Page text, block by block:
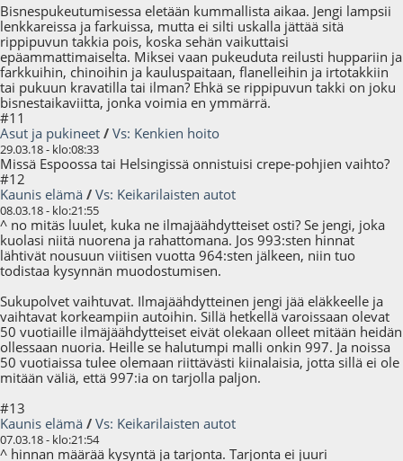
Bisnespukeutumisessa eletään kummallista aikaa. Jengi lampsii
lenkkareissa ja farkuissa, mutta ei silti uskalla jättää sitä
rippipuvun takkia pois, koska sehän vaikuttaisi
epäammattimaiselta. Miksei vaan pukeuduta reilusti huppariin ja
farkkuihin, chinoihin ja kauluspaitaan, flanelleihin ja irtotakkiin
tai pukuun kravatilla tai ilman? Ehkä se rippipuvun takki on joku
bisnestaikaviitta, jonka voimia en ymmärrä.
#11
Asut ja pukineet / Vs: Kenkien hoito
29.03.18 - klo:08:33
Missä Espoossa tai Helsingissä onnistuisi crepe-pohjien vaihto?
#12
Kaunis elämä / Vs: Keikarilaisten autot
08.03.18 - klo:21:55
^ no mitäs luulet, kuka ne ilmajäähdytteiset osti? Se jengi, joka
kuolasi niitä nuorena ja rahattomana. Jos 993:sten hinnat
lähtivät nousuun viitisen vuotta 964:sten jälkeen, niin tuo
todistaa kysynnän muodostumisen.
Sukupolvet vaihtuvat. Ilmajäähdytteinen jengi jää eläkkeelle ja
vaihtavat korkeampiin autoihin. Sillä hetkellä varoissaan olevat
50 vuotiaille ilmäjäähdytteiset eivät olekaan olleet mitään heidän
ollessaan nuoria. Heille se halutumpi malli onkin 997. Ja noissa
50 vuotiaissa tulee olemaan riittävästi kiinalaisia, jotta sillä ei ole
mitään väliä, että 997:ia on tarjolla paljon.
#13
Kaunis elämä / Vs: Keikarilaisten autot
07.03.18 - klo:21:54
^ hinnan määrää kysyntä ja tarjonta. Tarjonta ei juuri